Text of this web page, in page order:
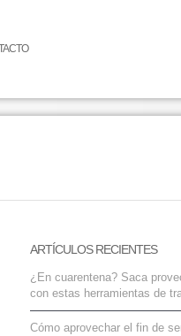
ARTÍCULOS RECIENTES
¿En cuarentena? Saca
con estas herramientas de
Cómo aprovechar el fin de